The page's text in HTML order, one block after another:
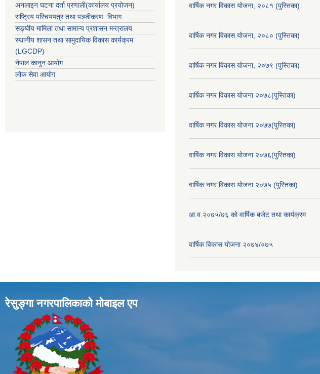
अनलाइन घटना दर्ता प्रणाली(कार्यालय प्रयोजन)
राष्ट्रिय परिचयपत्र तथा पञ्जीकरण विभाग
सङ्घीय मामिला तथा सामान्य प्रशासन मन्त्रालय
स्थानीय शासन तथा सामुदायिक विकास कार्यक्रम
(LGCDP)
नेपाल कानुन आयोग
लोक सेवा आयोग
वार्षिक नगर विकास योजना, २०८१ (पुस्तिका)
वार्षिक नगर विकास योजना, २०८० (पुस्तिका)
वार्षिक नगर विकास योजना, २०७९ (पुस्तिका)
वार्षिक नगर विकास योजना २०७८(पुस्तिका)
वार्षिक नगर विकास योजना २०७७(पुस्तिका)
वार्षिक नगर विकास योजना २०७६(पुस्तिका)
वार्षिक नगर विकास योजना २०७५ (पुस्तिका)
आ.व.२०७५/७६ को वार्षिक बजेट तथा कार्यक्रम
वार्षिक विकास योजना २०७४/०७५
रेसुङ्गा नगरपालिकाकाे माेबाइल एप